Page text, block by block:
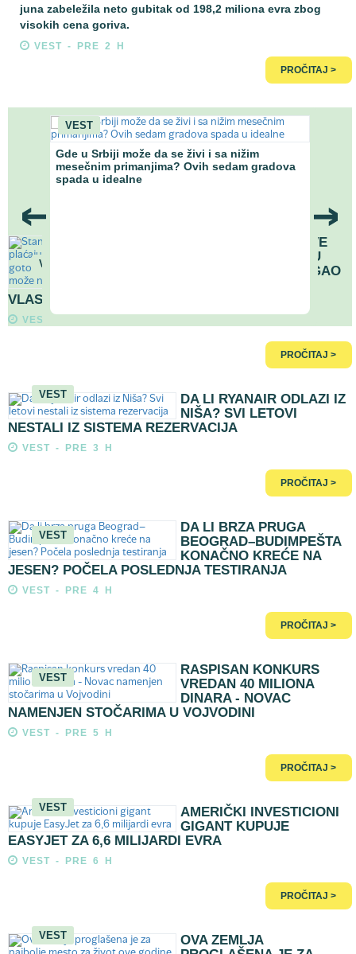
juna zabeležila neto gubitak od 198,2 miliona evra zbog
visokih cena goriva.
VEST - PRE 2 H
PROČITAJ >
VEST
Gde u Srbiji može da se živi i sa nižim
mesečnim primanjima? Ovih sedam gradova
spada u idealne
VEST
STANARI VIŠE OD DVE
GODINE NE PLAĆAJU
KIRIJU - DUG DOSTIGAO
VLASNIK IM NE MOŽE NIŠTA
VEST - PRE 2 H
PROČITAJ >
VEST
DA LI RYANAIR ODLAZI IZ
NIŠA? SVI LETOVI
NESTALI IZ SISTEMA REZERVACIJA
VEST - PRE 3 H
PROČITAJ >
VEST
DA LI BRZA PRUGA
BEOGRAD–BUDIMPEŠTA
KONAČNO KREĆE NA
JESEN? POČELA POSLEDNJA TESTIRANJA
VEST - PRE 4 H
PROČITAJ >
VEST
RASPISAN KONKURS
VREDAN 40 MILIONA
DINARA - NOVAC
NAMENJEN STOČARIMA U VOJVODINI
VEST - PRE 5 H
PROČITAJ >
VEST
AMERIČKI INVESTICIONI
GIGANT KUPUJE
EASYJET ZA 6,6 MILIJARDI EVRA
VEST - PRE 6 H
PROČITAJ >
VEST
OVA ZEMLJA